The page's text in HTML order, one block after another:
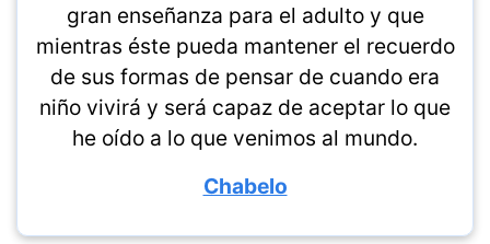
gran enseñanza para el adulto y que
mientras éste pueda mantener el recuerdo
de sus formas de pensar de cuando era
niño vivirá y será capaz de aceptar lo que
he oído a lo que venimos al mundo.
Chabelo